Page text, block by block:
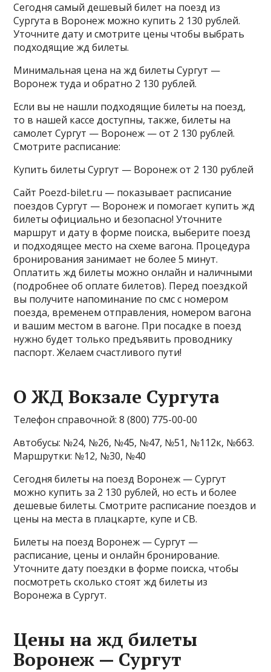
Сегодня самый дешевый билет на поезд из
Сургута в Воронеж можно купить 2 130 рублей.
Уточните дату и смотрите цены чтобы выбрать
подходящие жд билеты.
Минимальная цена на жд билеты Сургут —
Воронеж туда и обратно 2 130 рублей.
Если вы не нашли подходящие билеты на поезд,
то в нашей кассе доступны, также, билеты на
самолет Сургут — Воронеж — от 2 130 рублей.
Смотрите расписание:
Купить билеты Сургут — Воронеж от 2 130 рублей
Сайт Poezd-bilet.ru — показывает расписание
поездов Сургут — Воронеж и помогает купить жд
билеты официально и безопасно! Уточните
маршрут и дату в форме поиска, выберите поезд
и подходящее место на схеме вагона. Процедура
бронирования занимает не более 5 минут.
Оплатить жд билеты можно онлайн и наличными
(подробнее об оплате билетов). Перед поездкой
вы получите напоминание по смс с номером
поезда, временем отправления, номером вагона
и вашим местом в вагоне. При посадке в поезд
нужно будет только предъявить проводнику
паспорт. Желаем счастливого пути!
О ЖД Вокзале Сургута
Телефон справочной: 8 (800) 775-00-00
Автобусы: №24, №26, №45, №47, №51, №112к, №663.
Маршрутки: №12, №30, №40
Сегодня билеты на поезд Воронеж — Сургут
можно купить за 2 130 рублей, но есть и более
дешевые билеты. Смотрите расписание поездов и
цены на места в плацкарте, купе и СВ.
Билеты на поезд Воронеж — Сургут —
расписание, цены и онлайн бронирование.
Уточните дату поездки в форме поиска, чтобы
посмотреть сколько стоят жд билеты из
Воронежа в Сургут.
Цены на жд билеты
Воронеж — Сургут